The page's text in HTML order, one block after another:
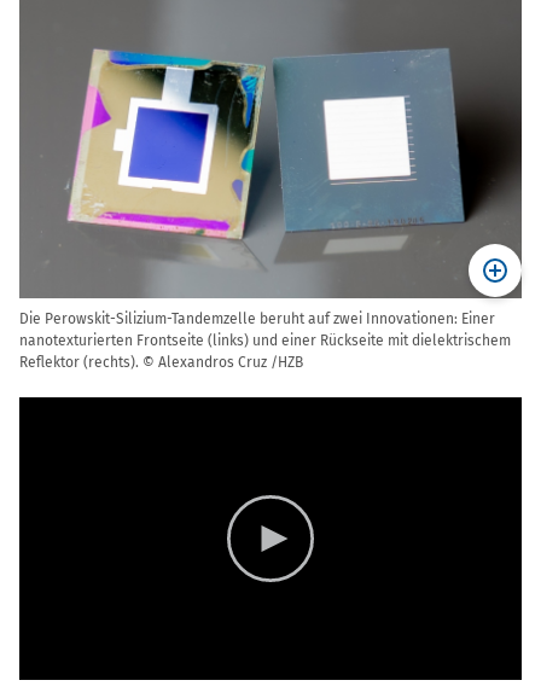
Die Perowskit-Silizium-Tandemzelle beruht auf zwei Innovationen: Einer
nanotexturierten Frontseite (links) und einer Rückseite mit dielektrischem
Reflektor (rechts). © Alexandros Cruz /HZB